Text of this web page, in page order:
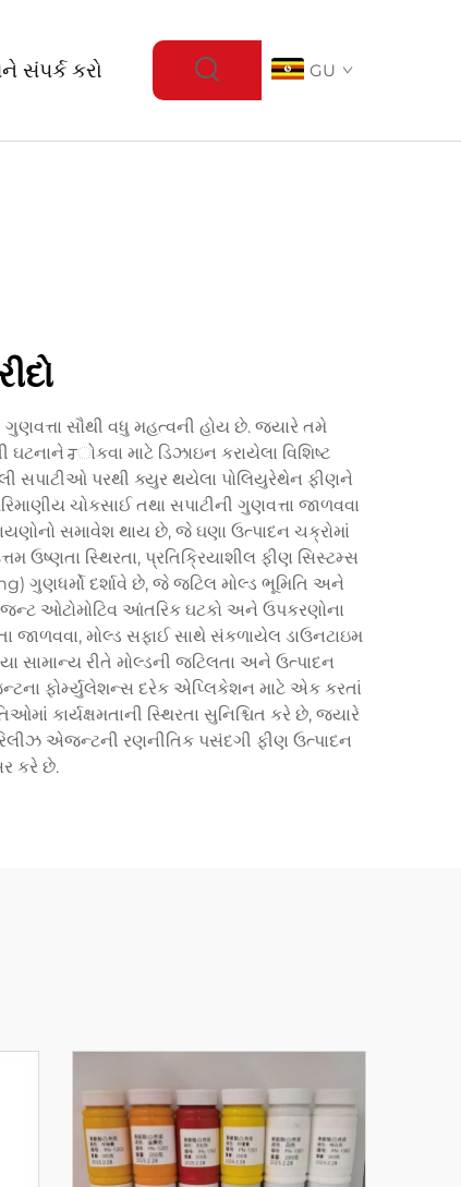
સંપર્ક કરો GU
સૌથી વધુ મહત્વની હોય છે. જ્યારે તમે
ਰોકવા માટે ડિઝાઇન કરાયેલા વિશિષ્ટ
સપાટીઓ પરથી ક્યુર થયેલા પોલિયુરેથેન ફીણને
ચોકસાઈ તથા સપાટીની ગુણવત્તા જાળવવા
સમાવેશ થાય છે, જે ઘણા ઉત્પાદન ચક્રોમાં
ઉષ્ણતા સ્થિરતા, પ્રતિક્રિયાશીલ ફીણ સિસ્ટમ્સ
ગુણધર્મો દર્શાવે છે, જે જટિલ મોલ્ડ ભૂમિતિ અને
ઓટોમોટિવ આંતરિક ઘટકો અને ઉપકરણોના
જાળવવા, મોલ્ડ સફાઈ સાથે સંકળાયેલ ડાઉનટાઇમ
રીતે મોલ્ડની જટિલતા અને ઉત્પાદન
ફોર્મ્યુલેશન્સ દરેક એપ્લિકેશન માટે એક કરતાં
કાર્યક્ષમતાની સ્થિરતા સુનિશ્ચિત કરે છે, જ્યારે
એજન્ટની રણનીતિક પસંદગી ફીણ ઉત્પાદન
કરે છે.